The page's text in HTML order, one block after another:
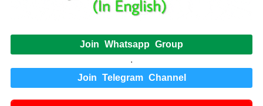
Join Whatsapp Group
.
Join Telegram Channel